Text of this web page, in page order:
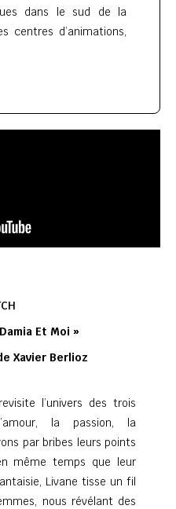
dans le sud de la
centres d’animations,
Et Moi »
Xavier Berlioz
l’univers des trois
la passion, la
par bribes leurs points
même temps que leur
Livane tisse un fil
nous révélant des